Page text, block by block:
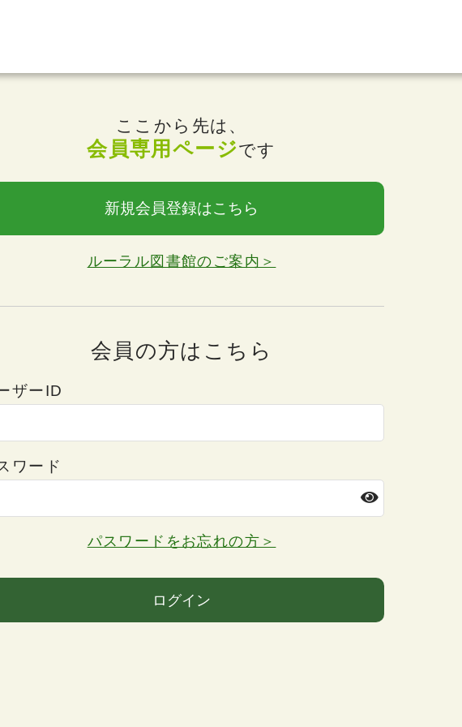
ここから先は、
会員専用ページです
新規会員登録はこちら
ルーラル図書館のご案内＞
会員の方はこちら
ザーID
ワード
パスワードをお忘れの方＞
ログイン